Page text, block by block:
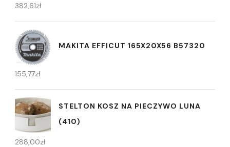
382,61zł
MAKITA EFFICUT 165X20X56 B57320
155,77zł
STELTON KOSZ NA PIECZYWO LUNA
(410)
288,00zł